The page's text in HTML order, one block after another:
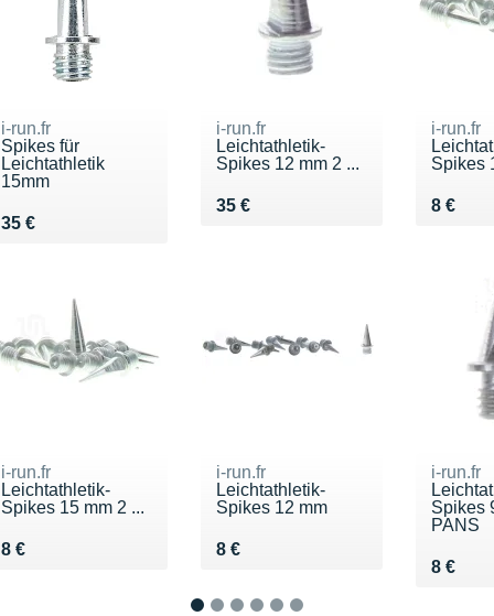
i-run.fr
Spikes für
Leichtathletik
15mm
35 €
Vendu 35 €
i-run.fr
Leichtathletik-
Spikes 12 mm 2 ...
35 €
Vendu 35 €
i-run.fr
Spikes
8 €
Vendu
i-run.fr
Leichtathletik-
Spikes 15 mm 2 ...
8 €
Vendu 8 €
i-run.fr
Leichtathletik-
Spikes 12 mm
8 €
Vendu 8 €
i-run.fr
Spikes
PANS
8 €
Vendu